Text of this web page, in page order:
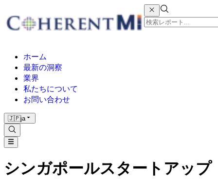
ホーム
最新の洞察
業界
私たちについて
お問い合わせ
🇯🇵ja
シンガポールスタートアップ